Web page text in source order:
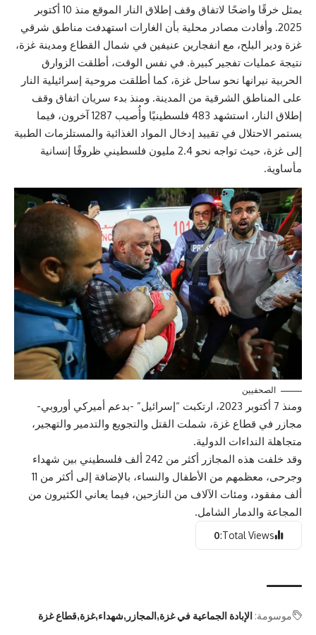
يمثل خرقًا واضحًا لاتفاق وقف إطلاق النار الموقع منذ 10 أكتوبر
2025. وأفادت مصادر محلية بأن الغارات استهدفت مناطق شرقي
غزة ودير البلح، مع انفجارين عنيفين في شمال القطاع ومدينة غزة،
نتيجة عمليات تفجير كبيرة. في نفس الوقت، أطلقت الزوارق
الحربية نيرانها نحو ساحل غزة، كما أطلقت مروحية إسرائيلية النار
على المناطق الشرقية من المدينة. ومنذ بدء سريان اتفاق وقف
إطلاق النار، استشهد 483 فلسطينيًا وأُصيب 1287 آخرون، فيما
يستمر الاحتلال في تقييد إدخال المواد الغذائية والمستلزمات الطبية
إلى غزة، حيث تواجه نحو 2.4 مليون فلسطيني ظروفًا إنسانية
مأساوية.
الصحفيين
ومنذ 7 أكتوبر 2023، ارتكبت “إسرائيل” -بدعم أميركي أوروبي-
مجازر في قطاع غزة، شملت القتل والتجويع والتدمير والتهجير،
متجاهلة النداءات الدولية.
وقد خلفت هذه المجازر أكثر من 242 ألف فلسطيني بين شهداء
وجرحى، معظمهم من الأطفال والنساء، بالإضافة إلى أكثر من 11
ألف مفقود، ومئات الآلاف من النازحين، فيما يعاني الكثيرون من
المجاعة والدمار الشامل.
Total Views:
0
موسومة: الإبادة الجماعية في غزة المجازر شهداء غزة قطاع غزة